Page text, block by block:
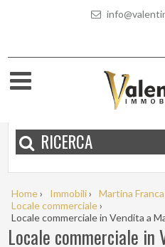
RICERCA
Home› Immobili› Martina Franca
Locale commerciale›
Locale commerciale in Vendita a
Locale commerciale in